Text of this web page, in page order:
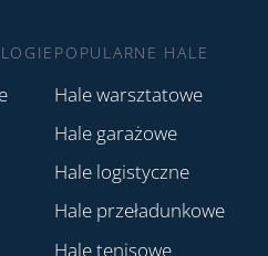
POPULARNE HALE
Hale warsztatowe
Hale garażowe
Hale logistyczne
Hale przeładunkowe
Hale tenisowe